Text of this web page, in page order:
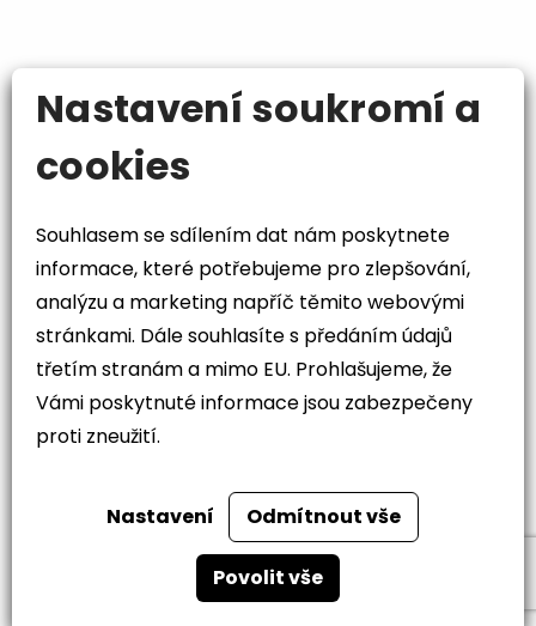
říjen 2023
Změny u dohod konaných mimo pracovní
poměr (DPP, DPČ)
Od 1. října 2023 nabyla účinnosti novela č. 281/2023
Sb. zákoníku práce, se kterou přichází několik změn
týkajících se prací konaných mimo pracovní
poměr, tedy práce na dohodu o provedení práce a
Nastavení soukromí a
cookies
Souhlasem se sdílením dat nám poskytnete
informace, které potřebujeme pro zlepšování,
analýzu a marketing napříč těmito webovými
stránkami. Dále souhlasíte s předáním údajů
třetím stranám a mimo EU. Prohlašujeme, že
Vámi poskytnuté informace jsou zabezpečeny
proti zneužití.
Nastavení Odmítnout vše
Povolit vše